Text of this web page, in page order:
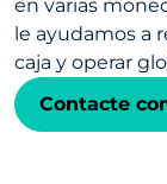
en varias
le ayudamos a
caja y operar
Contacte